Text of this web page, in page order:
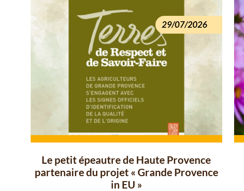
29/07/2026
Le petit épeautre de Haute Provence
partenaire du projet « Grande Provence
in EU »